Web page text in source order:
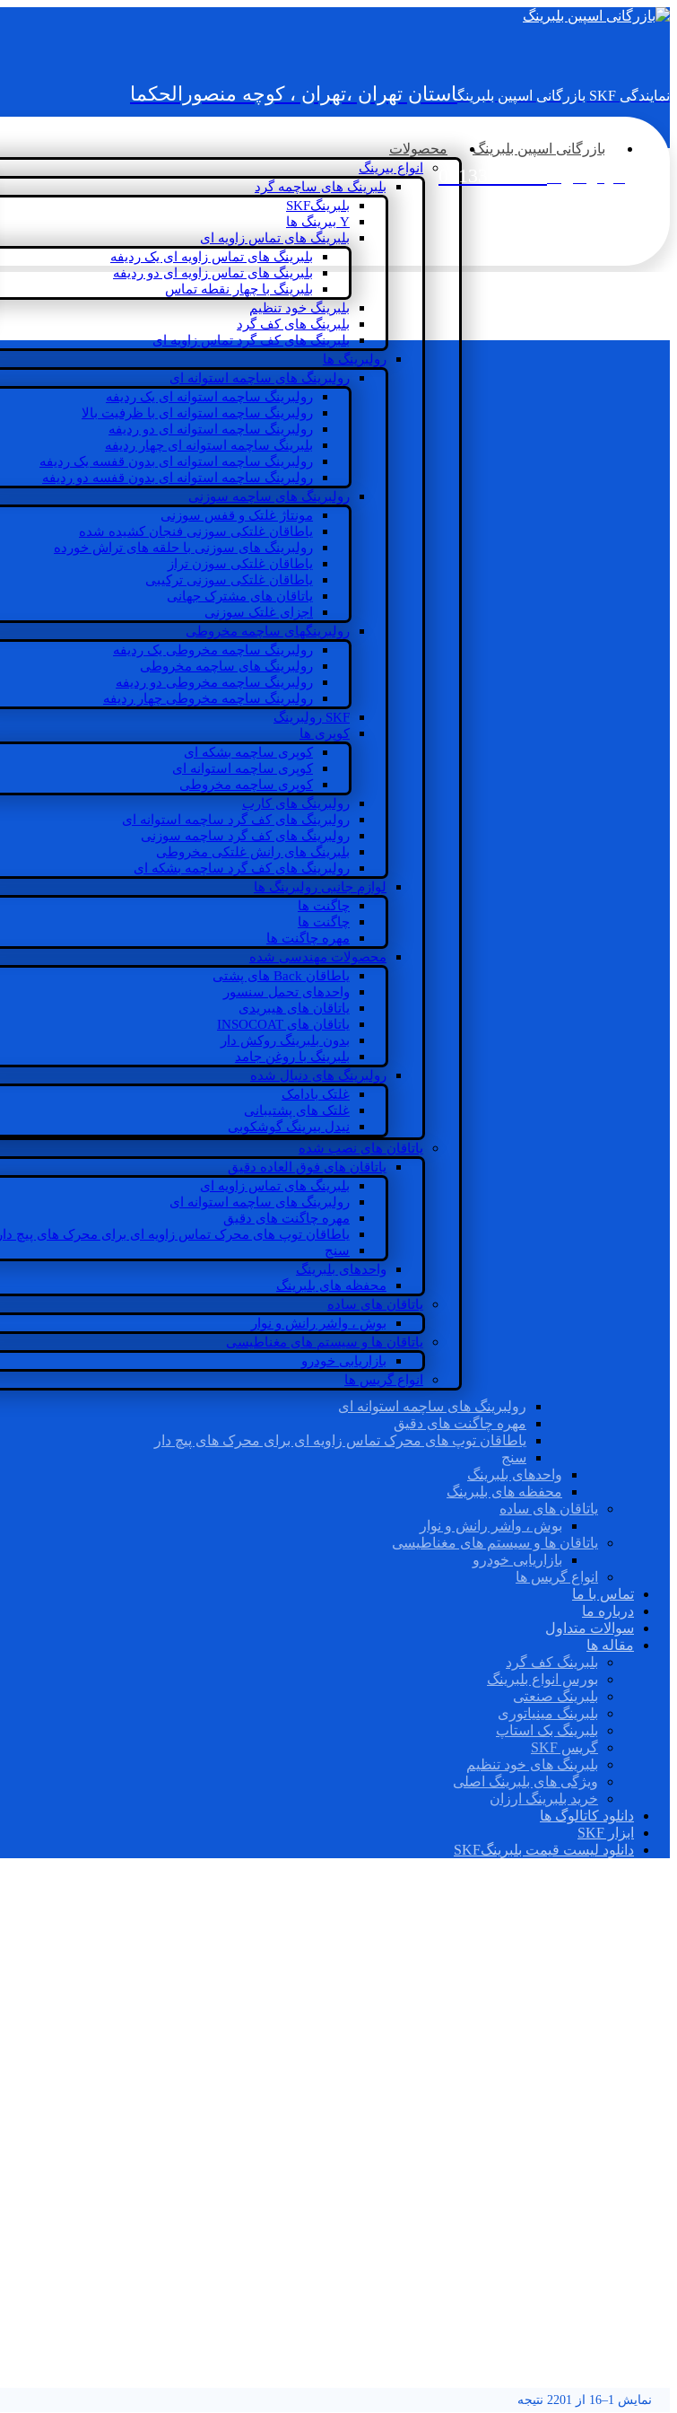
نمایندگی SKF بازرگانی اسپین بلبرینگ استان تهران ،تهران ، کوچه منصورالحکما
02133936833
بازرگانی اسپین بلبرینگ محصولات
انواع بیرینگ
بلبرینگ های ساچمه گرد
بلبرینگSKF
Y بیرینگ ها
بلبرینگ های تماس زاویه ای
بلبرینگ های تماس زاویه ای یک ردیفه
بلبرینگ های تماس زاویه ای دو ردیفه
بلبرینگ با چهار نقطه تماس
بلبرینگ خود تنظیم
بلبرینگ های کف گرد
بلبرینگ های کف گرد تماس زاویه ای
رولبرینگ ها
رولبرینگ های ساچمه استوانه ای
رولبرینگ ساچمه استوانه ای یک ردیفه
رولبرینگ ساچمه استوانه ای با ظرفیت بالا
رولبرینگ ساچمه استوانه ای دو ردیفه
بلبرینگ ساچمه استوانه ای چهار ردیفه
رولبرینگ ساچمه استوانه ای بدون قفسه یک ردیفه
رولبرینگ ساچمه استوانه ای بدون قفسه دو ردیفه
رولبرینگ های ساچمه سوزنی
مونتاژ غلتک و قفس سوزنی
یاطاقان غلتکی سوزنی فنجان کشیده شده
رولبرینگ های سوزنی با حلقه های تراش خورده
یاطاقان غلتکی سوزن تراز
یاطاقان غلتکی سوزنی ترکیبی
یاتاقان های مشترک جهانی
اجزای غلتک سوزنی
رولبرینگهای ساچمه مخروطی
رولبرینگ ساچمه مخروطی یک ردیفه
رولبرینگ های ساچمه مخروطی
رولبرینگ ساچمه مخروطی دو ردیفه
رولبرینگ ساچمه مخروطی چهار ردیفه
SKF رولبرینگ
کوپری ها
کوپری ساچمه بشکه ای
کوپری ساچمه استوانه ای
کوپری ساچمه مخروطی
رولبرینگ های کارب
رولبرینگ های کف گرد ساچمه استوانه ای
رولبرینگ های کف گرد ساچمه سوزنی
بلبرینگ های رانش غلتکی مخروطی
رولبرینگ های کف گرد ساچمه بشکه ای
لوازم جانبی رولبرینگ ها
چاگنت ها
چاگنت ها
مهره چاگنت ها
محصولات مهندسی شده
یاطاقان Back های پشتی
واحدهای تحمل سنسور
یاتاقان های هیبریدی
یاتاقان های INSOCOAT
بدون بلبرینگ روکش دار
بلبرینگ با روغن جامد
رولبرینگ های دنبال شده
غلتک بادامک
غلتک های پشتیبانی
نیدل بیرینگ گوشکوبی
یاتاقان های نصب شده
یاتاقان های فوق العاده دقیق
بلبرینگ های تماس زاویه ای
رولبرینگ های ساچمه استوانه ای
مهره چاگنت های دقیق
یاطاقان توپ های محرک تماس زاویه ای برای محرک های پیچ دار
سنج
واحدهای بلبرینگ
محفظه های بلبرینگ
یاتاقان های ساده
بوش ، واشر رانش و نوار
یاتاقان ها و سیستم های مغناطیسی
بازاریابی خودرو
انواع گریس ها
رولبرینگ های ساچمه استوانه ای
مهره چاگنت های دقیق
یاطاقان توپ های محرک تماس زاویه ای برای محرک های پیچ دار
سنج
واحدهای بلبرینگ
محفظه های بلبرینگ
یاتاقان های ساده
بوش ، واشر رانش و نوار
یاتاقان ها و سیستم های مغناطیسی
بازاریابی خودرو
انواع گریس ها
تماس با ما
درباره ما
سوالات متداول
مقاله ها
بلبرینگ کف گرد
بورس انواع بلبرینگ
بلبرینگ صنعتی
بلبرینگ مینیاتوری
بلبرینگ بک استاپ
گریس SKF
بلبرینگ های خود تنظیم
ویژگی های بلبرینگ اصلی
خرید بلبرینگ ارزان
دانلود کاتالوگ ها
ابزار SKF
دانلود لیست قیمت بلبرینگSKF
نمایش 1–16 از 2201 نتیجه